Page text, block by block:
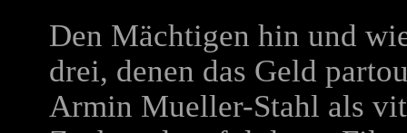
Den Mächtigen hin und
drei, denen das Geld
Armin Mueller-Stahl als